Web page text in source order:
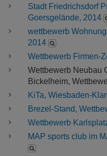
Stadt Friedrichsdorf
Goersgelände, 2014
wettbewerb
2014
Wettbewerb Firmen-
Wettbewerb Neubau
Bickelheim,
KiTa, Wiesbaden-
Brezel-Stand,
Wettbewerb
MAP sports club im